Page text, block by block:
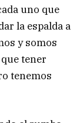
uno que
la espalda a
y somos
tener
tenemos